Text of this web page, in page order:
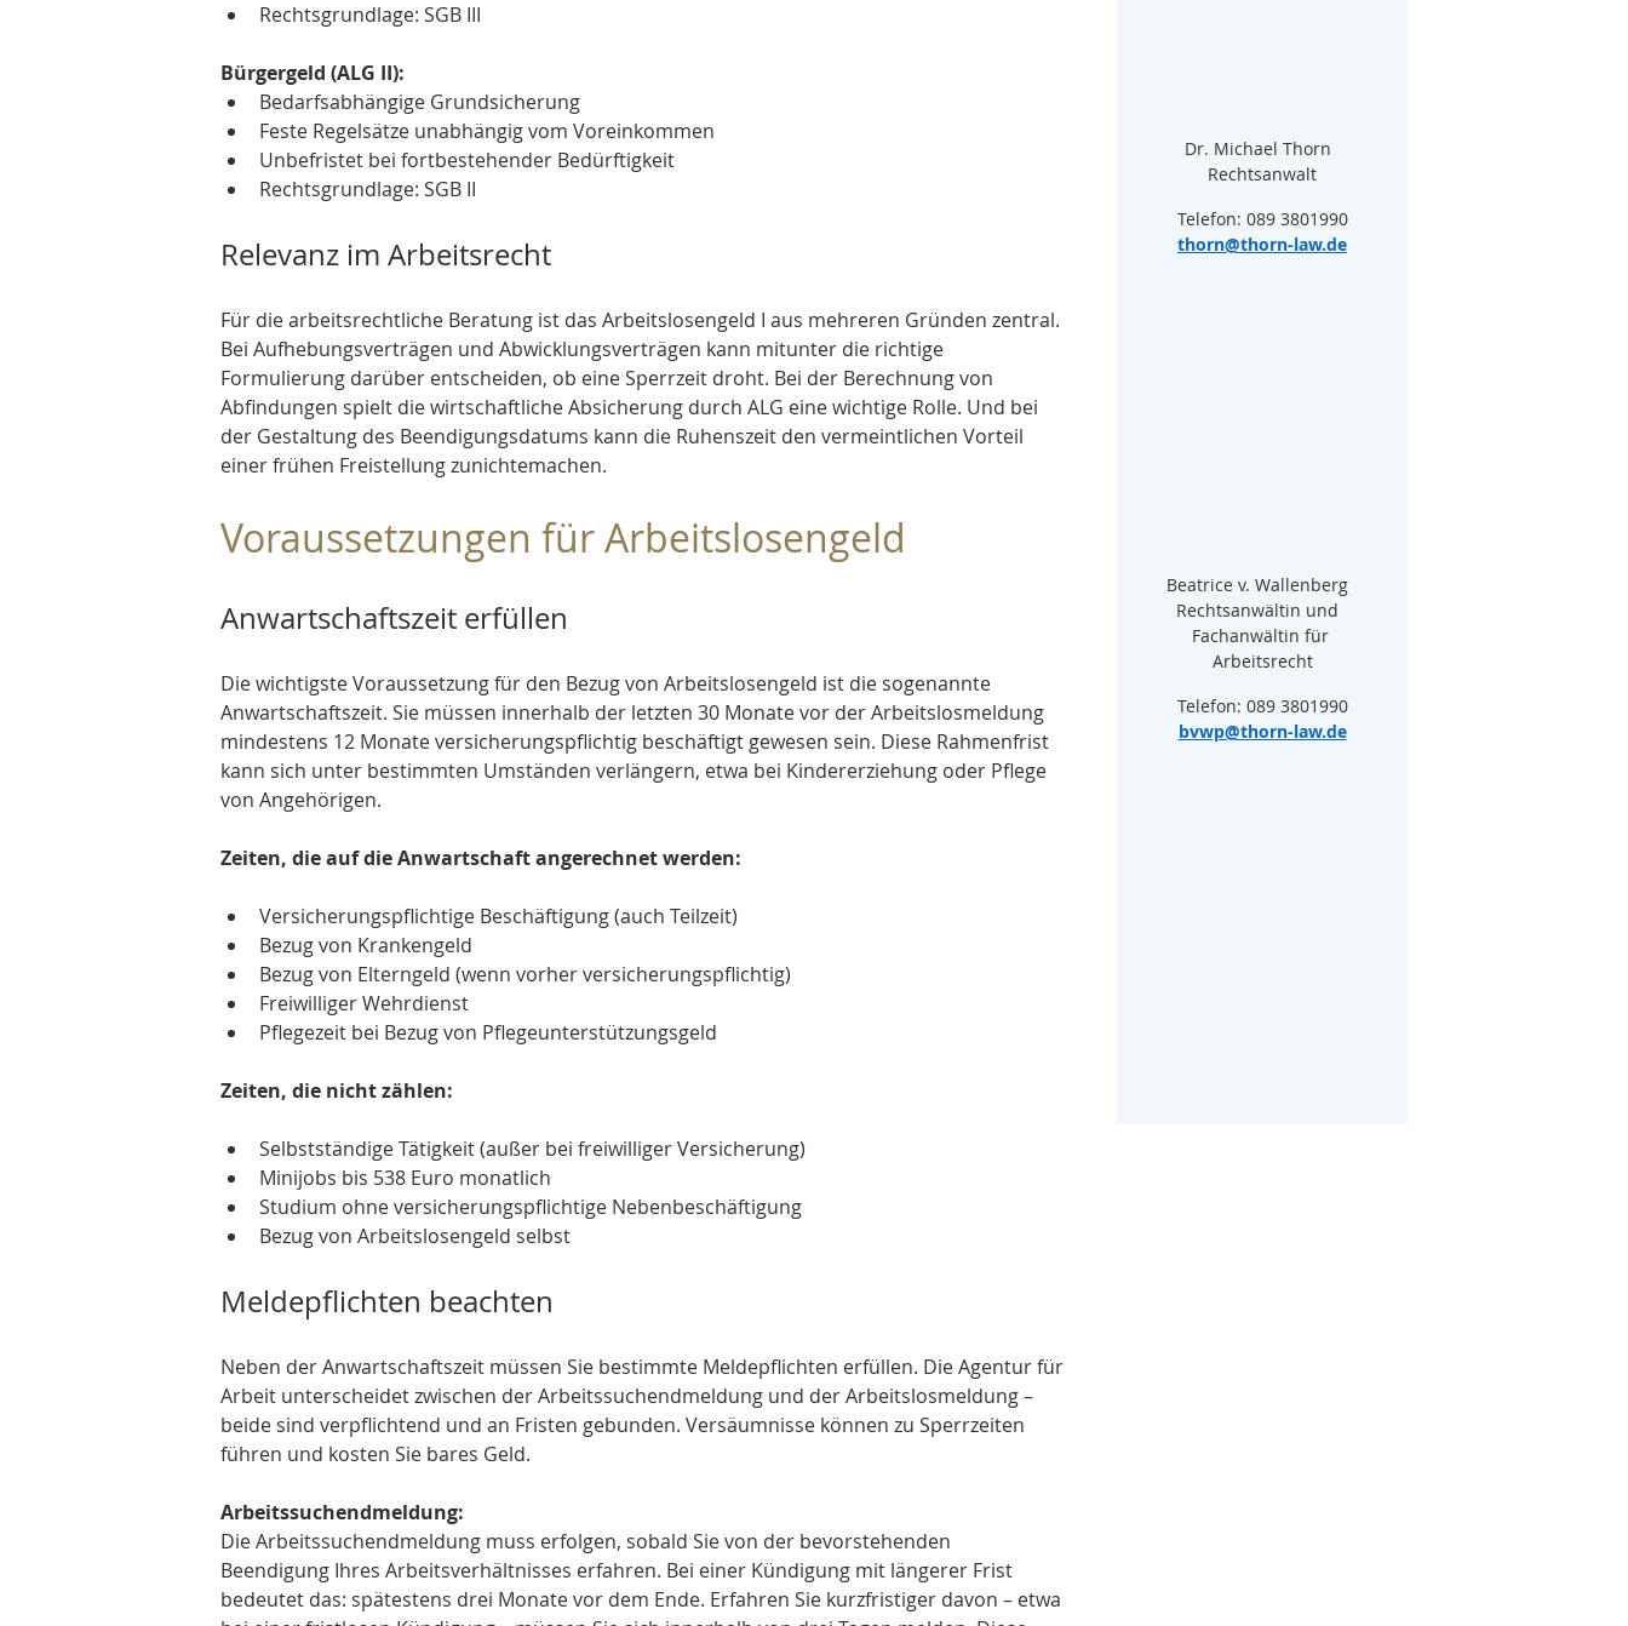
Rechtsgrundlage: SGB III
Bürgergeld (ALG II):
Bedarfsabhängige Grundsicherung
Feste Regelsätze unabhängig vom Voreinkommen
Unbefristet bei fortbestehender Bedürftigkeit
Rechtsgrundlage: SGB II
Relevanz im Arbeitsrecht
Für die arbeitsrechtliche Beratung ist das Arbeitslosengeld I aus mehreren Gründen zentral.
Bei Aufhebungsverträgen und Abwicklungsverträgen kann mitunter die richtige
Formulierung darüber entscheiden, ob eine Sperrzeit droht. Bei der Berechnung von
Abfindungen spielt die wirtschaftliche Absicherung durch ALG eine wichtige Rolle. Und bei
der Gestaltung des Beendigungsdatums kann die Ruhenszeit den vermeintlichen Vorteil
einer frühen Freistellung zunichtemachen.
Voraussetzungen für Arbeitslosengeld
Anwartschaftszeit erfüllen
Die wichtigste Voraussetzung für den Bezug von Arbeitslosengeld ist die sogenannte
Anwartschaftszeit. Sie müssen innerhalb der letzten 30 Monate vor der Arbeitslosmeldung
mindestens 12 Monate versicherungspflichtig beschäftigt gewesen sein. Diese Rahmenfrist
kann sich unter bestimmten Umständen verlängern, etwa bei Kindererziehung oder Pflege
von Angehörigen.
Zeiten, die auf die Anwartschaft angerechnet werden:
Versicherungspflichtige Beschäftigung (auch Teilzeit)
Bezug von Krankengeld
Bezug von Elterngeld (wenn vorher versicherungspflichtig)
Freiwilliger Wehrdienst
Pflegezeit bei Bezug von Pflegeunterstützungsgeld
Zeiten, die nicht zählen:
Selbstständige Tätigkeit (außer bei freiwilliger Versicherung)
Minijobs bis 538 Euro monatlich
Studium ohne versicherungspflichtige Nebenbeschäftigung
Bezug von Arbeitslosengeld selbst
Meldepflichten beachten
Neben der Anwartschaftszeit müssen Sie bestimmte Meldepflichten erfüllen. Die Agentur für
Arbeit unterscheidet zwischen der Arbeitssuchendmeldung und der Arbeitslosmeldung –
beide sind verpflichtend und an Fristen gebunden. Versäumnisse können zu Sperrzeiten
führen und kosten Sie bares Geld.
Arbeitssuchendmeldung:
Die Arbeitssuchendmeldung muss erfolgen, sobald Sie von der bevorstehenden
Beendigung Ihres Arbeitsverhältnisses erfahren. Bei einer Kündigung mit längerer Frist
bedeutet das: spätestens drei Monate vor dem Ende. Erfahren Sie kurzfristiger davon – etwa
Dr. Michael Thorn
Rechtsanwalt
Telefon: 089 3801990
thorn@thorn-law.de
Beatrice v. Wallenberg
Rechtsanwältin und
Fachanwältin für
Arbeitsrecht
Telefon: 089 3801990
bvwp@thorn-law.de